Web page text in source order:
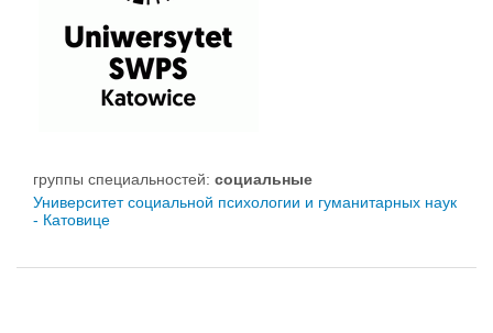
группы специальностей: социальные
Университет социальной психологии и гуманитарных наук
- Катовице